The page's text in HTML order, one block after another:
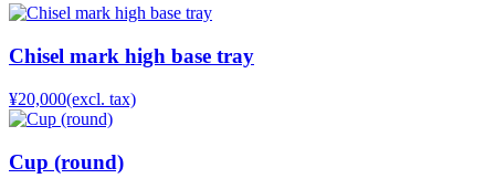
Chisel mark high base tray
¥20,000(excl. tax)
Cup (round)